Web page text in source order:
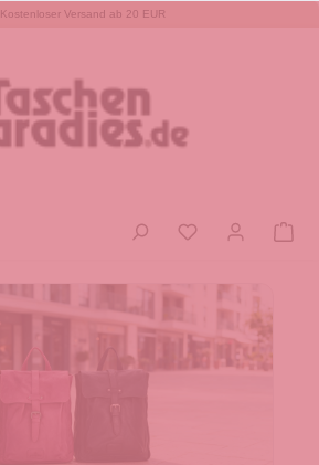
Kostenloser Versand ab 20 EUR